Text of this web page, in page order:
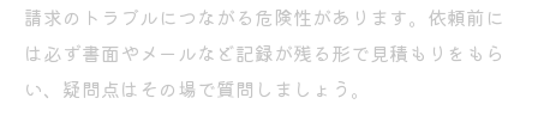
請求のトラブルにつながる危険性があります。依頼前に
は必ず書面やメールなど記録が残る形で見積もりをもら
い、疑問点はその場で質問しましょう。